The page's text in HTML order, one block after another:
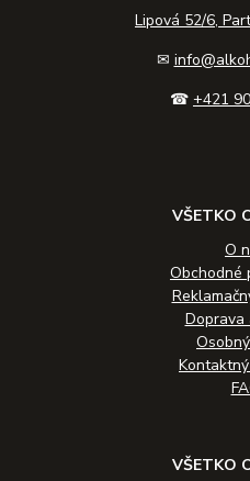
Lipová 52/6,
✉
☎ +421
VŠETKO
O
Obchodné
Doprava
VŠETKO